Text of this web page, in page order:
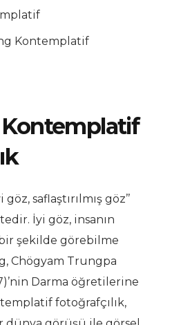
Kontemplatif
Kontemplatif
saflaştırılmış göz’’
İyi göz, insanın
şekilde görebilme
Chögyam Trungpa
Darma öğretilerine
fotoğrafçılık,